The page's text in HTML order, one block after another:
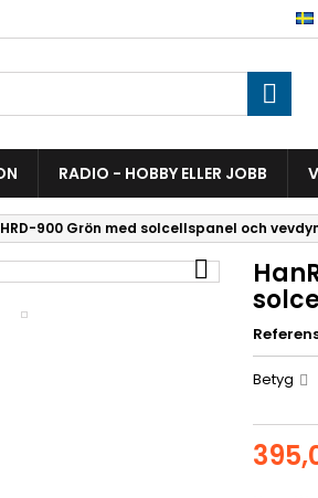

RADIO - HOBBY ELLER JOBB
900 Grön med solcellspanel och

Betyg